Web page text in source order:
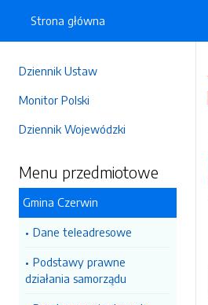
Dziennik Ustaw
Monitor Polski
Dziennik Wojewódzki
Menu przedmiotowe
Gmina Czerwin
Dane teleadresowe
Podstawy prawne
działania samorządu
Strona główna